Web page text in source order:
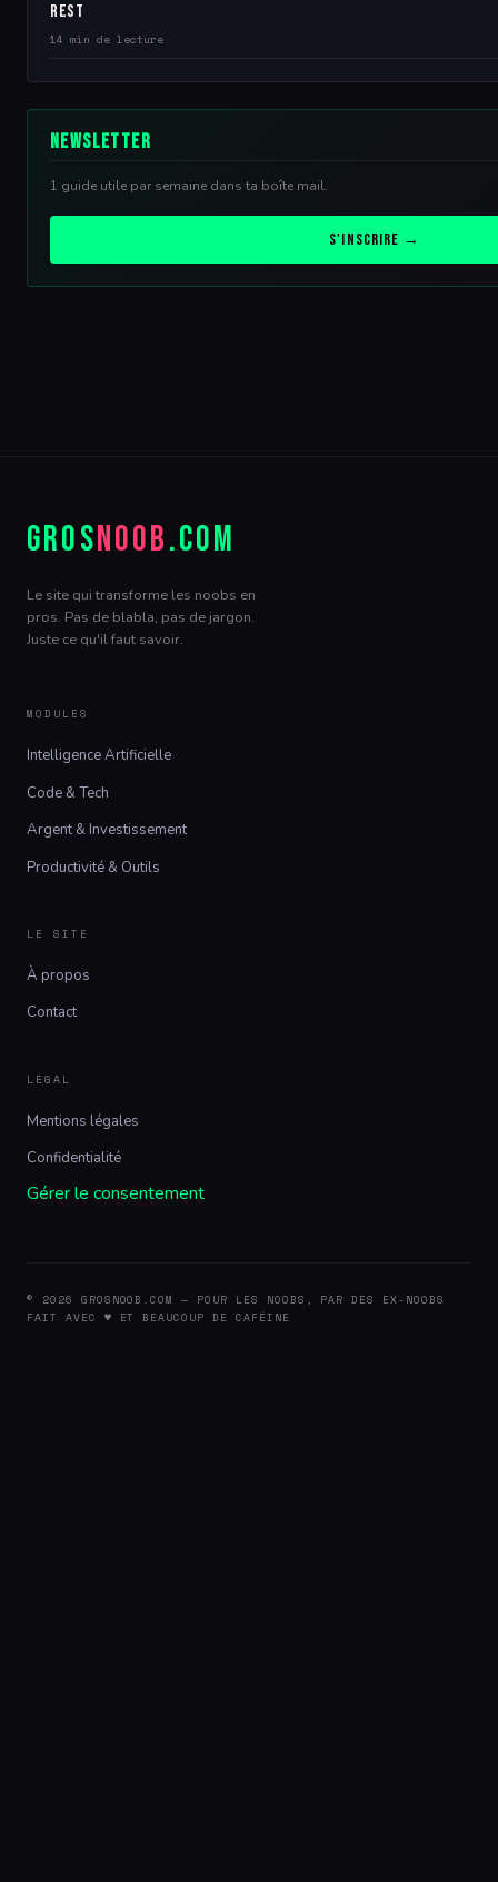
REST
14 min de lecture
Newsletter
1 guide utile par semaine dans ta boîte mail.
S'inscrire →
GROSNOOB.COM
Le site qui transforme les noobs en
pros. Pas de blabla, pas de jargon.
Juste ce qu'il faut savoir.
MODULES
Intelligence Artificielle
Code & Tech
Argent & Investissement
Productivité & Outils
LE SITE
À propos
Contact
LÉGAL
Mentions légales
Confidentialité
Gérer le consentement
© 2026 GROSNOOB.COM — POUR LES NOOBS, PAR DES EX-NOOBS
FAIT AVEC ♥ ET BEAUCOUP DE CAFÉINE